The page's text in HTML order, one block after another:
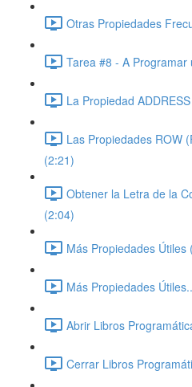
Otras Propiedades
Tarea #8 - A Programar
La Propiedad
Las Propiedades ROW
(2:21)
Obtener la Letra de la
(2:04)
Más Propiedades Útiles
Más Propiedades
Abrir Libros
Cerrar Libros